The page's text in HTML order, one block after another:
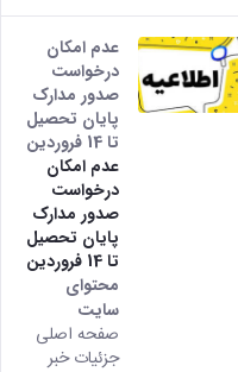
عدم امکان
درخواست
صدور مدارک
پایان تحصیل
تا 14 فروردین
عدم امکان
درخواست
صدور مدارک
پایان تحصیل
تا 14 فروردین
محتوای
سایت
صفحه اصلی
جزئیات خبر